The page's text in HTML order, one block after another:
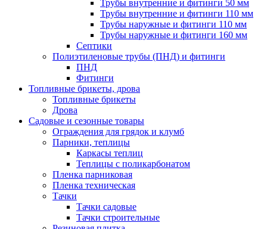
Трубы внутренние и фитинги 50 мм
Трубы внутренние и фитинги 110 мм
Трубы наружные и фитинги 110 мм
Трубы наружные и фитинги 160 мм
Септики
Полиэтиленовые трубы (ПНД) и фитинги
ПНД
Фитинги
Топливные брикеты, дрова
Топливные брикеты
Дрова
Садовые и сезонные товары
Ограждения для грядок и клумб
Парники, теплицы
Каркасы теплиц
Теплицы с поликарбонатом
Пленка парниковая
Пленка техническая
Тачки
Тачки садовые
Тачки строительные